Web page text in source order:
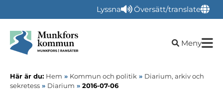
Lyssna Översätt/translate
Öppna
Meny
Här är du: Hem » Kommun och politik » Diarium, arkiv och
sekretess » Diarium » 2016-07-06